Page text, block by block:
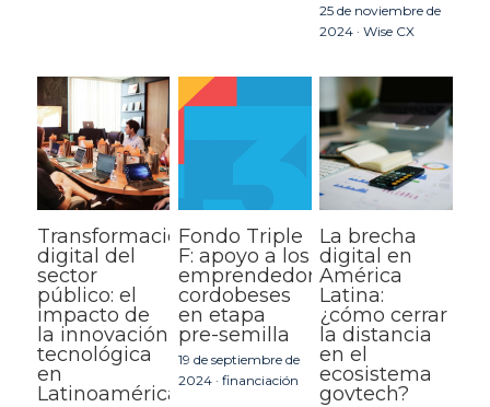
25 de noviembre de
2024 ·Wise CX
Transformación
digital del
sector
público: el
impacto de
la innovación
tecnológica
en
Latinoamérica
Fondo Triple
F: apoyo a los
emprendedores
cordobeses
en etapa
pre-semilla
19 de septiembre de
2024 ·financiación
La brecha
digital en
América
Latina:
¿cómo cerrar
la distancia
en el
ecosistema
govtech?